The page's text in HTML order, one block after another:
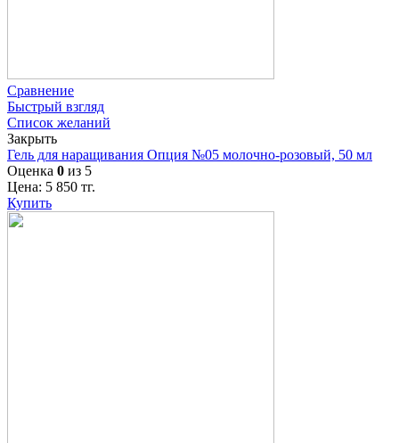
Сравнение
Быстрый взгляд
Список желаний
Закрыть
Гель для наращивания Опция №05 молочно-розовый, 50 мл
Оценка 0 из 5
Цена: 5 850 тг.
Купить